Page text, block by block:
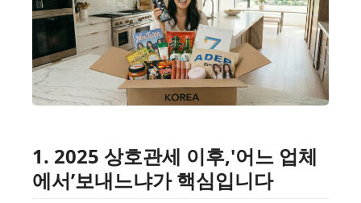
1. 2025 상호관세 이후,'어느 업체
에서’보내느냐가 핵심입니다